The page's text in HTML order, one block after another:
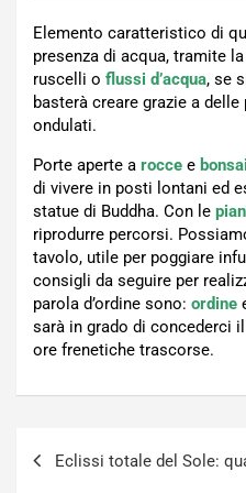
Elemento caratteristico di
presenza di acqua, tramite
ruscelli o flussi d’acqua, se
basterà creare grazie a
ondulati.
Porte aperte a rocce e bonsai
di vivere in posti lontani ed
statue di Buddha. Con le
riprodurre percorsi.
tavolo, utile per poggiare
consigli da seguire per
parola d’ordine sono: ordine
sarà in grado di concederci
ore frenetiche trascorse.
Eclissi totale del Sole: